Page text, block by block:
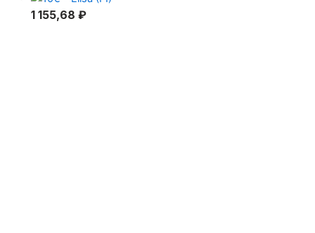
1 155,68 ₽